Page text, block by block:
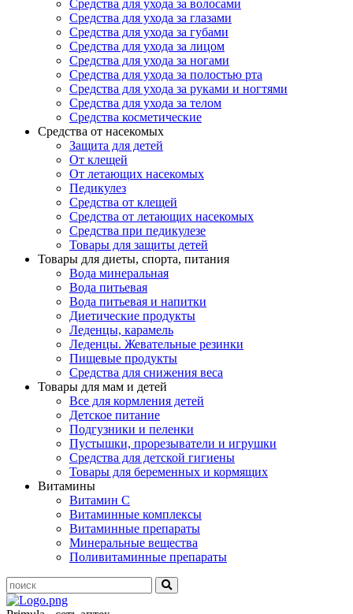
Средства для ухода за волосами
Средства для ухода за глазами
Средства для ухода за губами
Средства для ухода за лицом
Средства для ухода за ногами
Средства для ухода за полостью рта
Средства для ухода за руками и ногтями
Средства для ухода за телом
Средства косметические
Средства от насекомых
Защита для детей
От клещей
От летающих насекомых
Педикулез
Средства от клещей
Средства от летающих насекомых
Средства при педикулезе
Товары для защиты детей
Товары для диеты, спорта, питания
Вода минеральная
Вода питьевая
Вода питьевая и напитки
Диетические продукты
Леденцы, карамель
Леденцы. Жевательные резинки
Пищевые продукты
Средства для снижения веса
Товары для мам и детей
Все для кормления детей
Детское питание
Подгузники и пеленки
Пустышки, прорезыватели и игрушки
Средства для детской гигиены
Товары для беременных и кормящих
Витамины
Витамин С
Витаминные комплексы
Витаминные препараты
Минеральные вещества
Поливитаминные препараты